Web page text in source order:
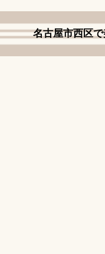
名古屋市西区